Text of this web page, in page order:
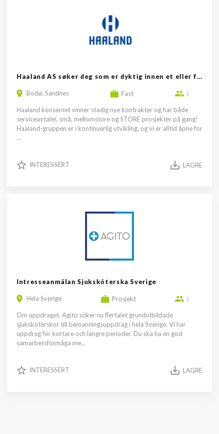
Haaland AS søker deg som er dyktig innen et eller flere fagområder i...
Bodø, Sandnes Fast 1
Haaland konsernet vinner stadig nye kontrakter og har både
serviceavtaler, små, mellomstore og STORE prosjekter på gang!
Haaland-gruppen er i kontinuerlig utvikling, og vi er alltid åpne for
...
INTERESSERT LAGRE
Intresseanmälan Sjuksköterska Sverige
Hela Sverige Prosjekt 1
Om uppdraget Agito söker nu flertalet grundutbildade
sjuksköterskor till bemanningsuppdrag i hela Sverige. Vi har
uppdrag för kortare och längre perioder. Du ska ha en god
samarbetsförmåga me...
INTERESSERT LAGRE